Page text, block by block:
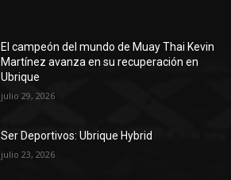
El campeón del mundo de Muay Thai Kevin
Martínez avanza en su recuperación en
Ubrique
julio 29, 2026
Ser Deportivos: Ubrique Hybrid
julio 23, 2026